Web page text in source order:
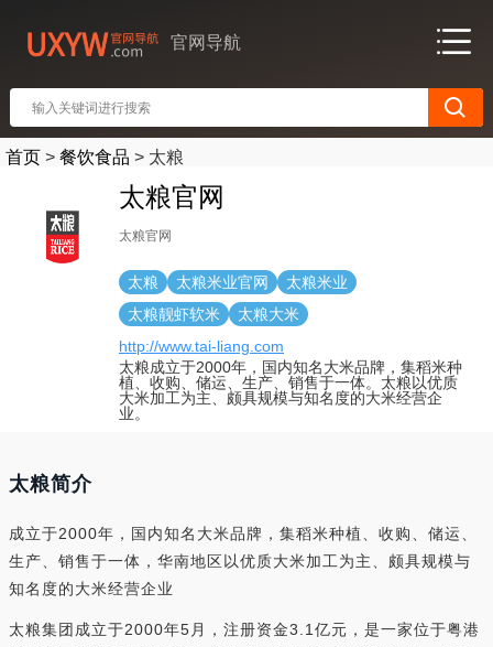
官网导航
首页 > 餐饮食品 > 太粮
太粮官网
太粮官网
太粮 太粮米业官网
太粮米业
太粮靓虾软米
太粮大米
http://www.tai-liang.com
太粮成立于2000年，国内知名大米品牌，集稻米种
植、收购、储运、生产、销售于一体。太粮以优质
大米加工为主、颇具规模与知名度的大米经营企
业。
太粮简介
成立于2000年，国内知名大米品牌，集稻米种植、收购、储运、
生产、销售于一体，华南地区以优质大米加工为主、颇具规模与
知名度的大米经营企业
太粮集团成立于2000年5月，注册资金3.1亿元，是一家位于粤港